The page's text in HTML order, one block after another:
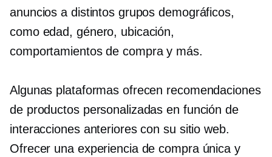
anuncios a distintos grupos demográficos,
como edad, género, ubicación,
comportamientos de compra y más.
Algunas plataformas ofrecen recomendaciones
de productos personalizadas en función de
interacciones anteriores con su sitio web.
Ofrecer una experiencia de compra única y